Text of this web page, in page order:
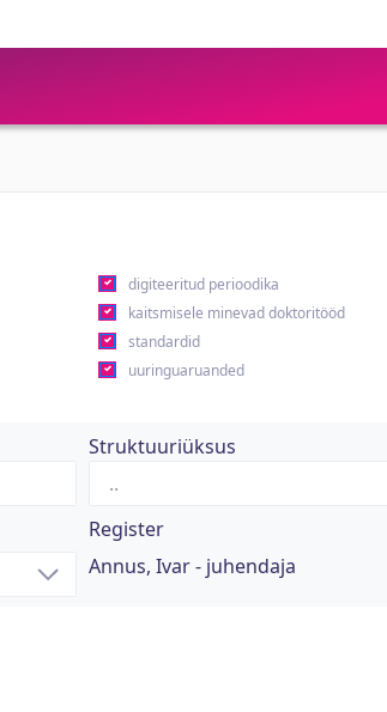
digiteeritud perioodika
kaitsmisele minevad doktoritööd
standardid
uuringuaruanded
Struktuuriüksus
Register
Annus, Ivar - juhendaja